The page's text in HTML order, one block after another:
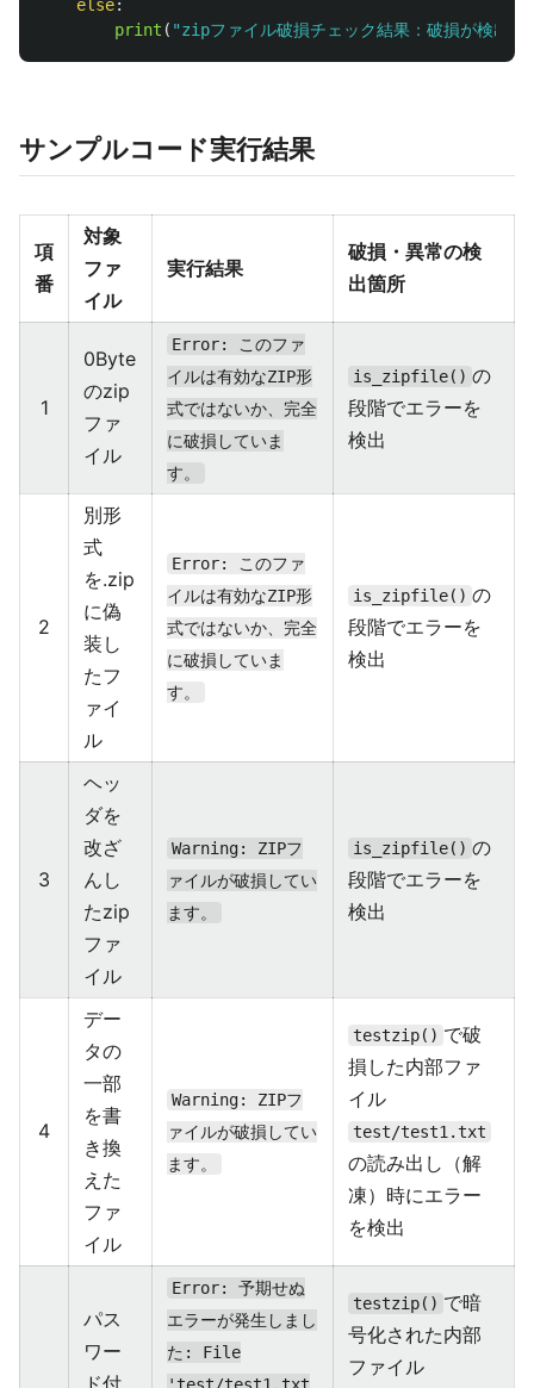
else:
print ( "zipファイル破損チェック結果：破損が検出さ
サンプルコード実行結果
項
番
対象
ファ
イル
実行結果
破損・異常の検
出箇所
1
0Byte
のzip
ファ
イル
Error: このファ
イルは有効なZIP形
式ではないか、完全
に破損していま
す。
is_zipfile() の
段階でエラーを
検出
2
別形
式
を.zip
に偽
装し
たフ
ァイ
ル
Error: このファ
イルは有効なZIP形
式ではないか、完全
に破損していま
す。
is_zipfile() の
段階でエラーを
検出
3
ヘッ
ダを
改ざ
んし
たzip
ファ
イル
Warning: ZIPフ
ァイルが破損してい
ます。
is_zipfile() の
段階でエラーを
検出
4
デー
タの
一部
を書
き換
えた
ファ
イル
Warning: ZIPフ
ァイルが破損してい
ます。
testzip() で破
損した内部ファ
イル
test/test1.txt
の読み出し（解
凍）時にエラー
を検出
パス
ワー
ド付
Error: 予期せぬ
エラーが発生しまし
た: File
testzip() で暗
号化された内部
ファイル